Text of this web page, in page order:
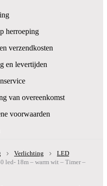
herroeping
verzendkosten
en levertijden
van overeenkomst
voorwaarden
Verlichting
LED
led- 18m – warm wit – Timer –